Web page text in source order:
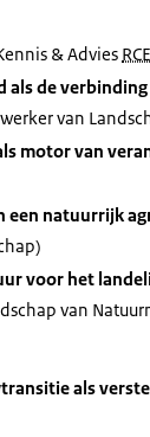
& Advies RCE
de
van
motor van
een natuurrijk
voor het
van
als